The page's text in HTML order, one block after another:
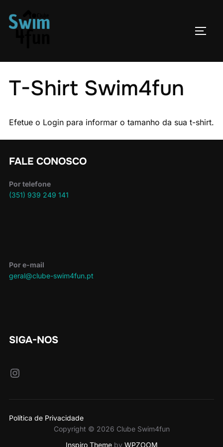
T-Shirt Swim4fun
Efetue o Login para informar o tamanho da sua t-shirt.
FALE CONOSCO
Por telefone
(351) 939 249 141
Por e-mail
geral@clube-swim4fun.pt
SIGA-NOS
Instagram
Política de Privacidade
Copyright © 2026 Clube Swim4fun
Inspiro Themeby WPZOOM